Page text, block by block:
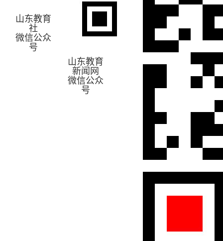
山东教育
社
微信公众
号
山东教育
新闻网
微信公众
号